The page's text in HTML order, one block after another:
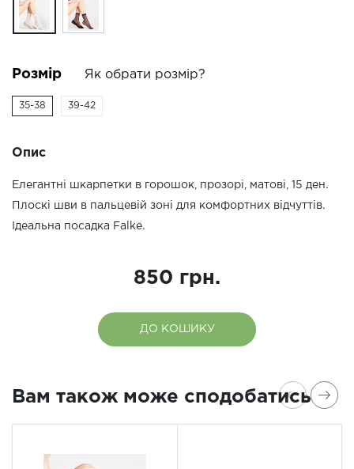
Розмір Як обрати розмір?
35-38 39-42
Опис
Елегантні шкарпетки в горошок, прозорі, матові, 15 ден.
Плоскі шви в пальцевій зоні для комфортних відчуттів.
Ідеальна посадка Falke.
850 грн.
ДО КОШИКУ
Вам також може сподобатись